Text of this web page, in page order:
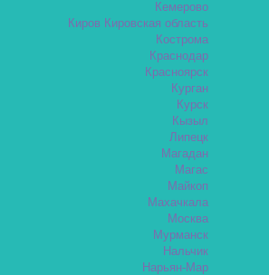
Кемерово
Киров Кировская область
Кострома
Краснодар
Красноярск
Курган
Курск
Кызыл
Липецк
Магадан
Магас
Майкоп
Махачкала
Москва
Мурманск
Нальчик
Нарьян-Мар